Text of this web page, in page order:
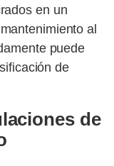
en un
al
puede
de
de